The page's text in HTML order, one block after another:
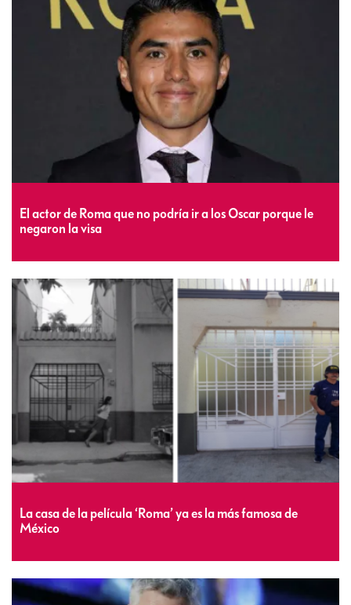
El actor de Roma que no podría ir a los Oscar porque le
negaron la visa
La casa de la película ‘Roma’ ya es la más famosa de
México